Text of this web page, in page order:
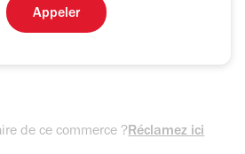
Appeler
de ce commerce ?Réclamez ici